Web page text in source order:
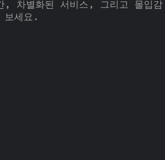
차별화된 서비스, 그리고 몰입감
보세요.